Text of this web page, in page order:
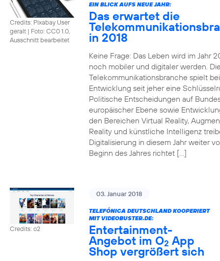
Credits: Pixabay User
geralt | Foto: CC0 1.0,
Ausschnitt bearbeitet
EIN BLICK AUFS NEUE JAHR:
Das erwartet die
in 2018
Keine Frage: Das Leben wird im Jahr
noch mobiler und digitaler werden.
Telekommunikationsbranche spielt
Entwicklung seit jeher eine
Politische Entscheidungen auf
europäischer Ebene sowie
den Bereichen Virtual Reality,
Reality und künstliche Intelligenz
Digitalisierung in diesem Jahr weiter
Beginn des Jahres richtet […]
Credits: o2
03. Januar 2018
TELEFÓNICA DEUTSCHLAND KOOPERIERT
MIT VIDEOBUSTER.DE:
Entertainment-
Angebot im O2 App
Shop vergrößert sich